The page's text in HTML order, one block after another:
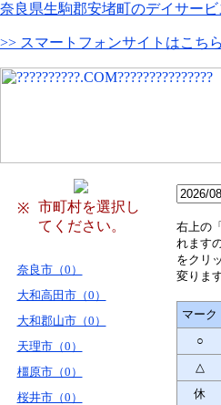
奈良県生駒郡安堵町のデイサービ
>> スマートフォンサイトはこちら
※
市町村を選択し
てください。
奈良市（0）
大和高田市（0）
大和郡山市（0）
天理市（0）
橿原市（0）
桜井市（0）
右上の
れます
をクリ
変ります
マーク
○
△
休